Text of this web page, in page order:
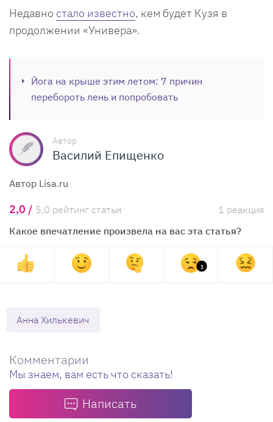
Недавно стало известно, кем будет Кузя в
продолжении «Универа».
Йога на крыше этим летом: 7 причин
перебороть лень и попробовать
Автор
Василий Епищенко
Автор Lisa.ru
2,0 / 5,0 рейтинг статьи
1 реакция
Какое впечатление произвела на вас эта статья?
1
Анна Хилькевич
Комментарии
Мы знаем, вам есть что сказать!
Написать